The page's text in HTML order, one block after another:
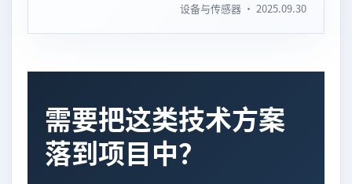
设备与传感器 · 2025.09.30
需要把这类技术方案
落到项目中？